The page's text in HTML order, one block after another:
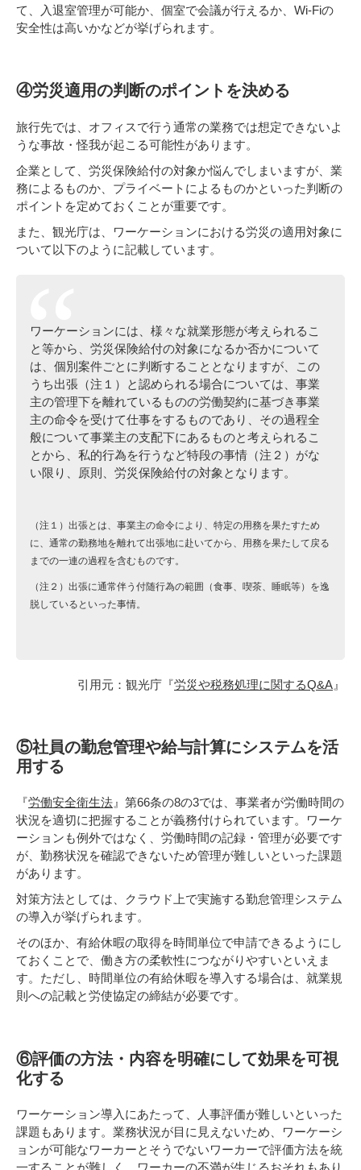
て、入退室管理が可能か、個室で会議が行えるか、Wi-Fiの
安全性は高いかなどが挙げられます。
④労災適用の判断のポイントを決める
旅行先では、オフィスで行う通常の業務では想定できないよ
うな事故・怪我が起こる可能性があります。
企業として、労災保険給付の対象か悩んでしまいますが、業
務によるものか、プライベートによるものかといった判断の
ポイントを定めておくことが重要です。
また、観光庁は、ワーケーションにおける労災の適用対象に
ついて以下のように記載しています。
ワーケーションには、様々な就業形態が考えられるこ
と等から、労災保険給付の対象になるか否かについて
は、個別案件ごとに判断することとなりますが、この
うち出張（注１）と認められる場合については、事業
主の管理下を離れているものの労働契約に基づき事業
主の命令を受けて仕事をするものであり、その過程全
般について事業主の支配下にあるものと考えられるこ
とから、私的行為を行うなど特段の事情（注２）がな
い限り、原則、労災保険給付の対象となります。
（注１）出張とは、事業主の命令により、特定の用務を果たすため
に、通常の勤務地を離れて出張地に赴いてから、用務を果たして戻る
までの一連の過程を含むものです。
（注２）出張に通常伴う付随行為の範囲（食事、喫茶、睡眠等）を逸
脱しているといった事情。
引用元：観光庁『労災や税務処理に関するQ&A 』
⑤社員の勤怠管理や給与計算にシステムを活
用する
『労働安全衛生法』第66条の8の3では、事業者が労働時間の
状況を適切に把握することが義務付けられています。ワーケ
ーションも例外ではなく、労働時間の記録・管理が必要です
が、勤務状況を確認できないため管理が難しいといった課題
があります。
対策方法としては、クラウド上で実施する勤怠管理システム
の導入が挙げられます。
そのほか、有給休暇の取得を時間単位で申請できるようにし
ておくことで、働き方の柔軟性につながりやすいといえま
す。ただし、時間単位の有給休暇を導入する場合は、就業規
則への記載と労使協定の締結が必要です。
⑥評価の方法・内容を明確にして効果を可視
化する
ワーケーション導入にあたって、人事評価が難しいといった
課題もあります。業務状況が目に見えないため、ワーケーシ
ョンが可能なワーカーとそうでないワーカーで評価方法を統